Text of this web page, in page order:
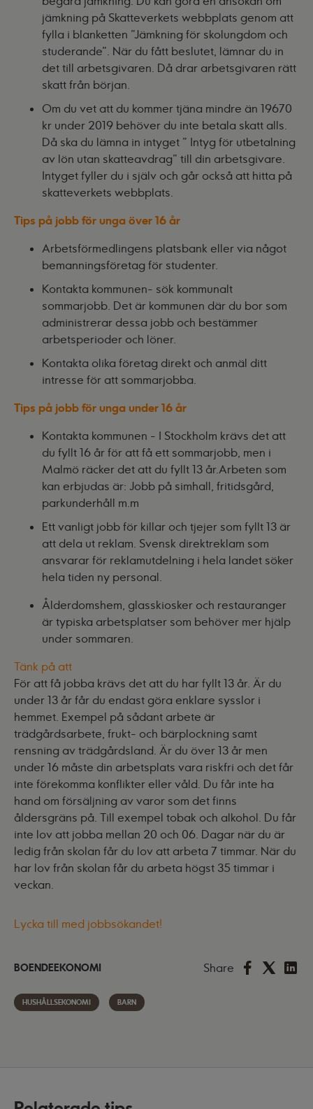
jämkning på Skatteverkets webbplats genom att
fylla i blanketten ”Jämkning för skolungdom och
studerande”. När du fått beslutet, lämnar du in
det till arbetsgivaren. Då drar arbetsgivaren rätt
skatt från början.
Om du vet att du kommer tjäna mindre än 19670
kr under 2019 behöver du inte betala skatt alls.
Då ska du lämna in intyget ” Intyg för utbetalning
av lön utan skatteavdrag” till din arbetsgivare.
Intyget fyller du i själv och går också att hitta på
skatteverkets webbplats.
Tips på jobb för unga över 16 år
Arbetsförmedlingens platsbank eller via något
bemanningsföretag för studenter.
Kontakta kommunen- sök kommunalt
sommarjobb. Det är kommunen där du bor som
administrerar dessa jobb och bestämmer
arbetsperioder och löner.
Kontakta olika företag direkt och anmäl ditt
intresse för att sommarjobba.
Tips på jobb för unga under 16 år
Kontakta kommunen - I Stockholm krävs det att
du fyllt 16 år för att få ett sommarjobb, men i
Malmö räcker det att du fyllt 13 år.Arbeten som
kan erbjudas är: Jobb på simhall, fritidsgård,
parkunderhåll m.m
Ett vanligt jobb för killar och tjejer som fyllt 13 är
att dela ut reklam. Svensk direktreklam som
ansvarar för reklamutdelning i hela landet söker
hela tiden ny personal.
Ålderdomshem, glasskiosker och restauranger
är typiska arbetsplatser som behöver mer hjälp
under sommaren.
Tänk på att
För att få jobba krävs det att du har fyllt 13 år. Är du
under 13 år får du endast göra enklare sysslor i
hemmet. Exempel på sådant arbete är
trädgårdsarbete, frukt- och bärplockning samt
rensning av trädgårdsland. Är du över 13 år men
under 16 måste din arbetsplats vara riskfri och det får
inte förekomma konflikter eller våld. Du får inte ha
hand om försäljning av varor som det finns
åldersgräns på. Till exempel tobak och alkohol. Du får
inte lov att jobba mellan 20 och 06. Dagar när du är
ledig från skolan får du lov att arbeta 7 timmar. När du
har lov från skolan får du arbeta högst 35 timmar i
veckan.
Lycka till med jobbsökandet!
BOENDEEKONOMI Share
HUSHÅLLSEKONOMI BARN